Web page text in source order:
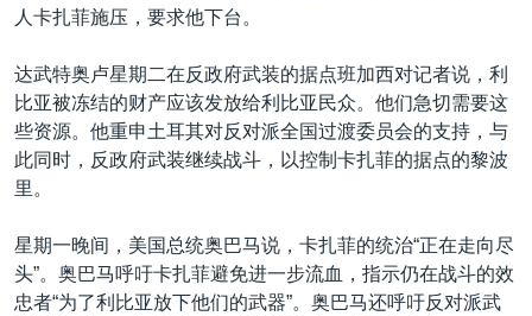
导
航
跳
检
印太
中东
欧洲
非洲
美洲
全球议题
经济·金融·贸易
人权·法律·宗教
科教·文娱·体健
军事
劳工
环境
美中关系
热点专题
白宫要闻
国会报道
美中关系
美国建国250周年
埃博拉疫情
VOA视频
VOA今日焦点
中文广播
关注我们
人卡扎菲施压，要求他下台。
达武特奥卢星期二在反政府武装的据点班加西对记者说，利
比亚被冻结的财产应该发放给利比亚民众。他们急切需要这
些资源。他重申土耳其对反对派全国过渡委员会的支持，与
此同时，反政府武装继续战斗，以控制卡扎菲的据点的黎波
里。
星期一晚间，美国总统奥巴马说，卡扎菲的统治“正在走向尽
头”。奥巴马呼吁卡扎菲避免进一步流血，指示仍在战斗的效
忠者“为了利比亚放下他们的武器”。奥巴马还呼吁反对派武